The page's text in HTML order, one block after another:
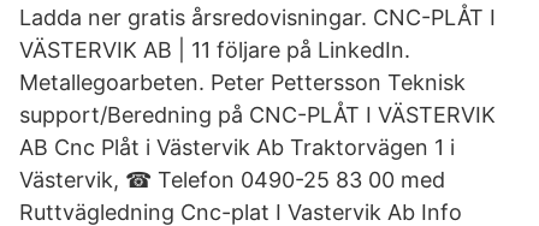
Ladda ner gratis årsredovisningar. CNC-PLÅT I
VÄSTERVIK AB | 11 följare på LinkedIn.
Metallegoarbeten. Peter Pettersson Teknisk
support/Beredning på CNC-PLÅT I VÄSTERVIK
AB Cnc Plåt i Västervik Ab Traktorvägen 1 i
Västervik, ☎ Telefon 0490-25 83 00 med
Ruttvägledning Cnc-plat I Vastervik Ab Info